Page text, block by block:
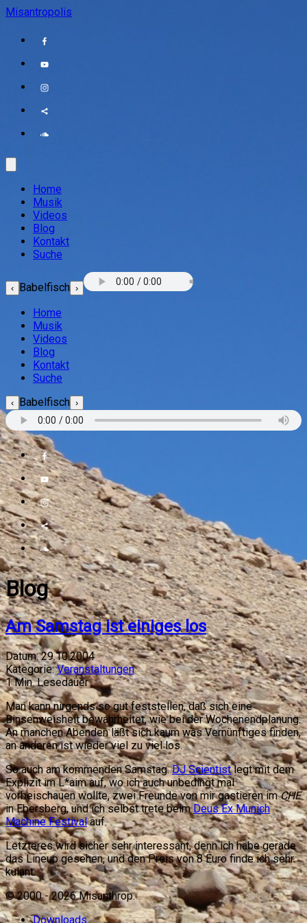
Misantropolis
Home
Musik
Videos
Blog
Kontakt
Suche
‹ Babelfisch ›
Home
Musik
Videos
Blog
Kontakt
Suche
‹ Babelfisch ›
Blog
Am Samstag ist einiges los
Datum: 29.10.2004
Kategorie: Veranstaltungen
1Min. Lesedauer
Man kann nirgends so gut feststellen, daß sich eine
Binsenweisheit bewahrheitet, wie bei der Wochenendplanung:
An manchen Abenden läßt sich kaum was Vernünftiges finden,
an anderen ist wieder viel zu viel los.
So auch am kommenden Samstag.DJ Scientistlegt mit dem
Explizit im L*aim auf, wo ich auch unbedingt mal
vorbeischauen wollte, zwei Freunde von mir gastieren imCHE
in Ebersberg, und ich selbst trete beimDeus Ex Munich
Machine Festivalauf.
Letzteres wird sicher sehr interessant, denn ich habe gerade
das Lineup gesehen, und den Preis von 8 Euro finde ich sehr
kulant.
© 2000 -2026Misanthrop.
Downloads